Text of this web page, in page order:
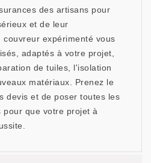
des artisans pour
et de leur
couvreur expérimenté vous
adaptés à votre projet,
de tuiles, l'isolation
matériaux. Prenez le
devis et de poser toutes les
pour que votre projet à